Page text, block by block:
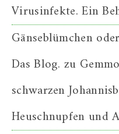
Virusinfekte. Ein
Gänseblümchen
Das Blog. zu
schwarzen
Heuschnupfen und